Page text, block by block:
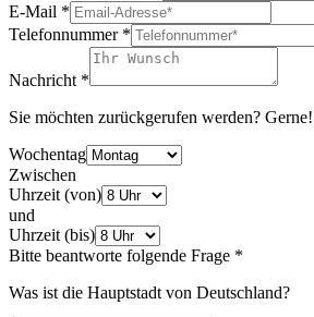
E-Mail *
Telefonnummer *
Nachricht *
Sie möchten zurückgerufen werden? Gerne!
Wochentag
Zwischen
Uhrzeit (von)
und
Uhrzeit (bis)
Bitte beantworte folgende Frage *
Was ist die Hauptstadt von Deutschland?